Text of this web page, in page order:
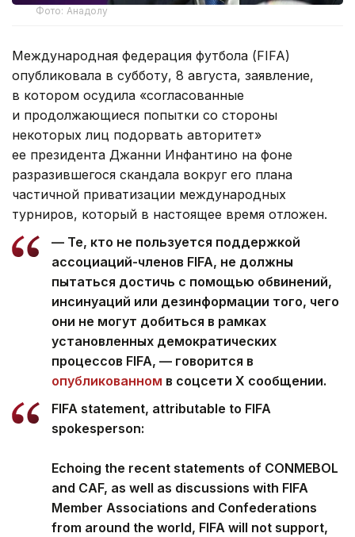
Фото: Анадолу
Международная федерация футбола (FIFA)
опубликовала в субботу, 8 августа, заявление,
в котором осудила «согласованные
и продолжающиеся попытки со стороны
некоторых лиц подорвать авторитет»
ее президента Джанни Инфантино на фоне
разразившегося скандала вокруг его плана
частичной приватизации международных
турниров, который в настоящее время отложен.
— Те, кто не пользуется поддержкой
ассоциаций-членов FIFA, не должны
пытаться достичь с помощью обвинений,
инсинуаций или дезинформации того, чего
они не могут добиться в рамках
установленных демократических
процессов FIFA, — говорится в
опубликованном в соцсети Х сообщении.
FIFA statement, attributable to FIFA
spokesperson:
Echoing the recent statements of CONMEBOL
and CAF, as well as discussions with FIFA
Member Associations and Confederations
from around the world, FIFA will not support,